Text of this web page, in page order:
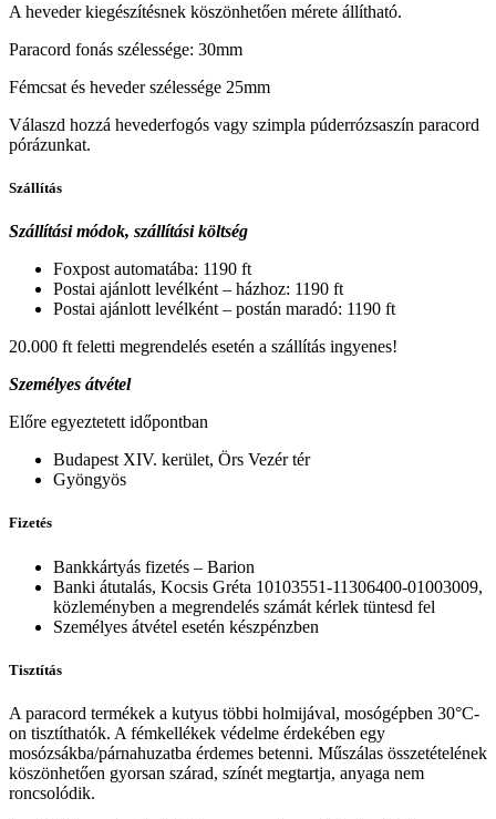
A heveder kiegészítésnek köszönhetően mérete állítható.
Paracord fonás szélessége: 30mm
Fémcsat és heveder szélessége 25mm
Válaszd hozzá hevederfogós vagy szimpla púderrózsaszín paracord
pórázunkat.
Szállítás
Szállítási módok, szállítási költség
Foxpost automatába: 1190 ft
Postai ajánlott levélként – házhoz: 1190 ft
Postai ajánlott levélként – postán maradó: 1190 ft
20.000 ft feletti megrendelés esetén a szállítás ingyenes!
Személyes átvétel
Előre egyeztetett időpontban
Budapest XIV. kerület, Örs Vezér tér
Gyöngyös
Fizetés
Bankkártyás fizetés – Barion
Banki átutalás, Kocsis Gréta 10103551-11306400-01003009,
közleményben a megrendelés számát kérlek tüntesd fel
Személyes átvétel esetén készpénzben
Tisztítás
A paracord termékek a kutyus többi holmijával, mosógépben 30°C-
on tisztíthatók. A fémkellékek védelme érdekében egy
mosózsákba/párnahuzatba érdemes betenni. Műszálas összetételének
köszönhetően gyorsan szárad, színét megtartja, anyaga nem
roncsolódik.